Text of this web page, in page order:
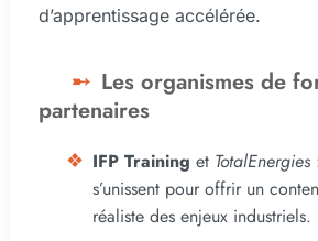
d’apprentissage accélérée.
Les organismes de
partenaires
IFP Training et TotalEnergies
s’unissent pour offrir un
réaliste des enjeux industriels.